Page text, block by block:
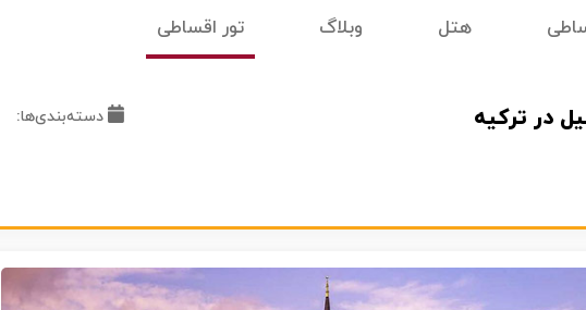
هتل وبلاگ تور اقساطی
در ترکیه دسته‌بندی‌ها: